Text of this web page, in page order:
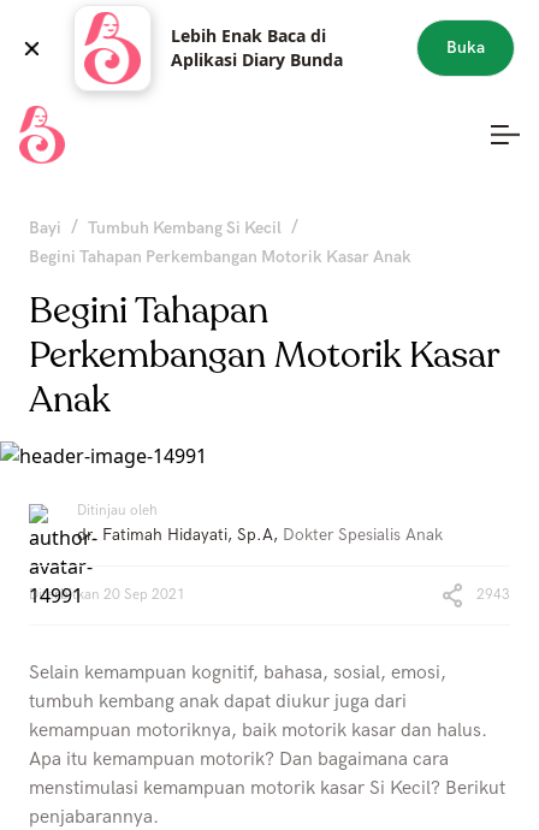
Lebih Enak Baca di
Aplikasi Diary Bunda
Buka
Bayi / Tumbuh Kembang Si Kecil /
Begini Tahapan Perkembangan Motorik Kasar Anak
Begini Tahapan
Perkembangan Motorik Kasar
Anak
Ditinjau oleh
dr. Fatimah Hidayati, Sp.A, Dokter Spesialis Anak
Diterbitkan 20 Sep 2021 2943
Selain kemampuan kognitif, bahasa, sosial, emosi,
tumbuh kembang anak dapat diukur juga dari
kemampuan motoriknya, baik motorik kasar dan halus.
Apa itu kemampuan motorik? Dan bagaimana cara
menstimulasi kemampuan motorik kasar Si Kecil? Berikut
penjabarannya.